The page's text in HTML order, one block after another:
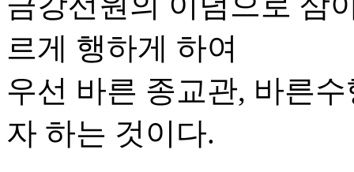
르게 행하게 하여
우선 바른 종교관, 바른
자 하는 것이다.